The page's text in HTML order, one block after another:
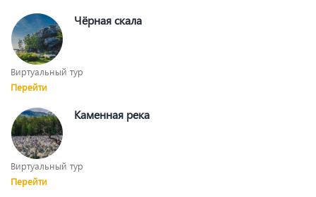
Чёрная скала
Виртуальный тур
Перейти
Каменная река
Виртуальный тур
Перейти